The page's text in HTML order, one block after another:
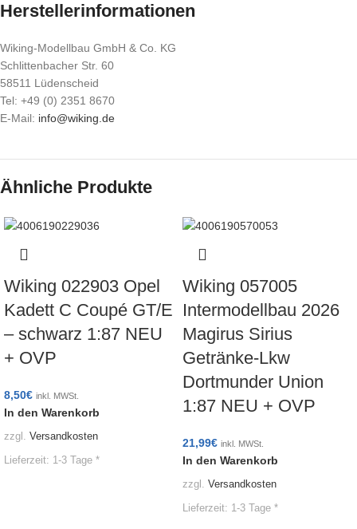
Herstellerinformationen
Wiking-Modellbau GmbH & Co. KG
Schlittenbacher Str. 60
58511 Lüdenscheid
Tel: +49 (0) 2351 8670
E-Mail: info@wiking.de
Ähnliche Produkte
Wiking 022903 Opel
Kadett C Coupé GT/E
– schwarz 1:87 NEU
+ OVP
8,50€ inkl. MWSt.
In den Warenkorb
zzgl. Versandkosten
Lieferzeit: 1-3 Tage *
Wiking 057005
Intermodellbau 2026
Magirus Sirius
Getränke-Lkw
Dortmunder Union
1:87 NEU + OVP
21,99€ inkl. MWSt.
In den Warenkorb
zzgl. Versandkosten
Lieferzeit: 1-3 Tage *